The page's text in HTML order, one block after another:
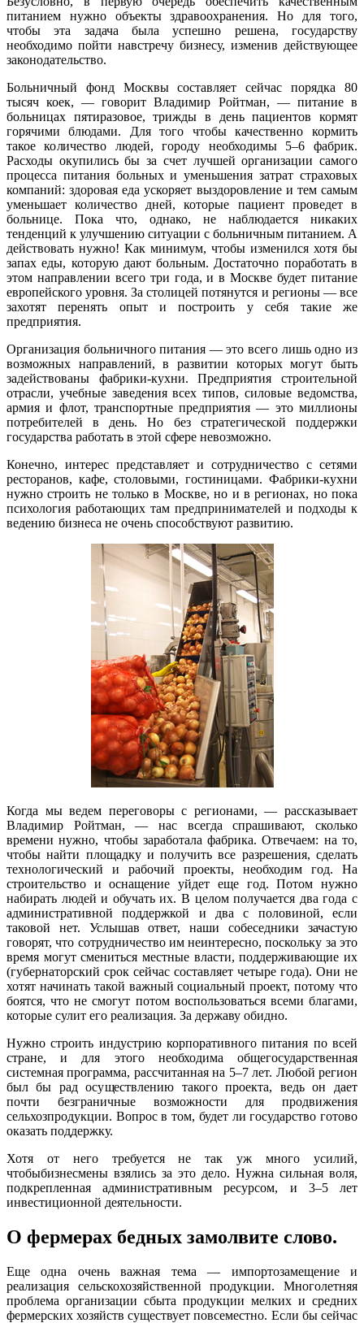
питанием нужно объекты здравоохранения. Но для того,
чтобы эта задача была успешно решена, государству
необходимо пойти навстречу бизнесу, изменив действующее
законодательство.
Больничный фонд Москвы составляет сейчас порядка 80
тысяч коек, — говорит Владимир Ройтман, — питание в
больницах пятиразовое, трижды в день пациентов кормят
горячими блюдами. Для того чтобы качественно кормить
такое количество людей, городу необходимы 5–6 фабрик.
Расходы окупились бы за счет лучшей организации самого
процесса питания больных и уменьшения затрат страховых
компаний: здоровая еда ускоряет выздоровление и тем самым
уменьшает количество дней, которые пациент проведет в
больнице. Пока что, однако, не наблюдается никаких
тенденций к улучшению ситуации с больничным питанием. А
действовать нужно! Как минимум, чтобы изменился хотя бы
запах еды, которую дают больным. Достаточно поработать в
этом направлении всего три года, и в Москве будет питание
европейского уровня. За столицей потянутся и регионы — все
захотят перенять опыт и построить у себя такие же
предприятия.
Организация больничного питания — это всего лишь одно из
возможных направлений, в развитии которых могут быть
задействованы фабрики-кухни. Предприятия строительной
отрасли, учебные заведения всех типов, силовые ведомства,
армия и флот, транспортные предприятия — это миллионы
потребителей в день. Но без стратегической поддержки
государства работать в этой сфере невозможно.
Конечно, интерес представляет и сотрудничество с сетями
ресторанов, кафе, столовыми, гостиницами. Фабрики-кухни
нужно строить не только в Москве, но и в регионах, но пока
психология работающих там предпринимателей и подходы к
ведению бизнеса не очень способствуют развитию.
Когда мы ведем переговоры с регионами, — рассказывает
Владимир Ройтман, — нас всегда спрашивают, сколько
времени нужно, чтобы заработала фабрика. Отвечаем: на то,
чтобы найти площадку и получить все разрешения, сделать
технологический и рабочий проекты, необходим год. На
строительство и оснащение уйдет еще год. Потом нужно
набирать людей и обучать их. В целом получается два года с
административной поддержкой и два с половиной, если
таковой нет. Услышав ответ, наши собеседники зачастую
говорят, что сотрудничество им неинтересно, поскольку за это
время могут смениться местные власти, поддерживающие их
(губернаторский срок сейчас составляет четыре года). Они не
хотят начинать такой важный социальный проект, потому что
боятся, что не смогут потом воспользоваться всеми благами,
которые сулит его реализация. За державу обидно.
Нужно строить индустрию корпоративного питания по всей
стране, и для этого необходима общегосударственная
системная программа, рассчитанная на 5–7 лет. Любой регион
был бы рад осуществлению такого проекта, ведь он дает
почти безграничные возможности для продвижения
сельхозпродукции. Вопрос в том, будет ли государство готово
оказать поддержку.
Хотя от него требуется не так уж много усилий,
чтобыбизнесмены взялись за это дело. Нужна сильная воля,
подкрепленная административным ресурсом, и 3–5 лет
инвестиционной деятельности.
О фермерах бедных замолвите слово.
Еще одна очень важная тема — импортозамещение и
реализация сельскохозяйственной продукции. Многолетняя
проблема организации сбыта продукции мелких и средних
фермерских хозяйств существует повсеместно. Если бы сейчас